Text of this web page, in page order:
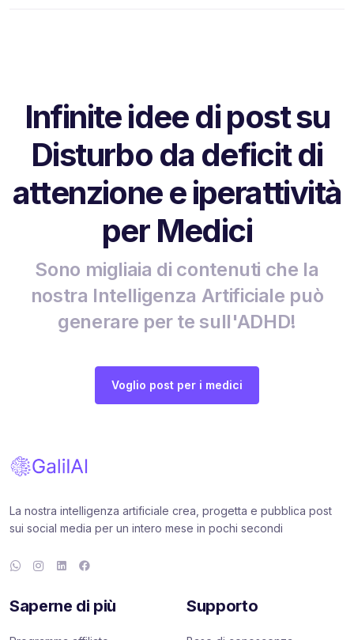
Infinite idee di post su
Disturbo da deficit di
attenzione e iperattività
per Medici
Sono migliaia di contenuti che la
nostra Intelligenza Artificiale può
generare per te sull'ADHD!
Voglio post per i medici
La nostra intelligenza artificiale crea, progetta e pubblica post
sui social media per un intero mese in pochi secondi
Saperne di più Supporto